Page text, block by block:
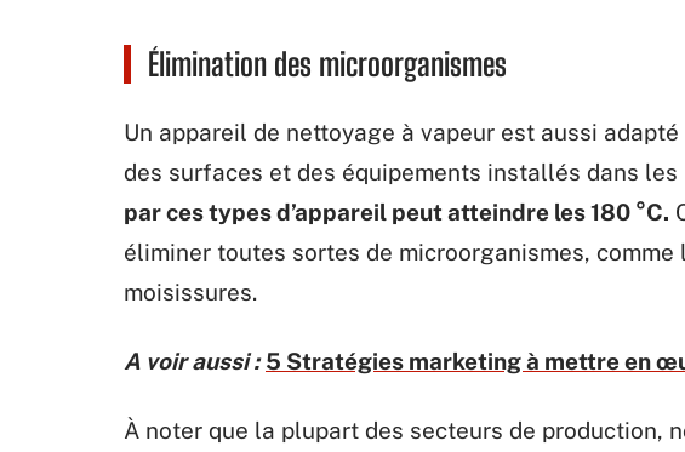
Élimination des microorganismes
Un appareil de nettoyage à vapeur est aussi
des surfaces et des équipements installés dans les
par ces types d’appareil peut atteindre les 180 °C.
éliminer toutes sortes de microorganismes,
moisissures.
A voir aussi : 5 Stratégies marketing à mettre en
À noter que la plupart des secteurs de production,